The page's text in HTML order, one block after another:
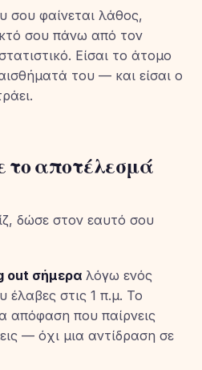
σου φαίνεται λάθος,
σου πάνω από τον
Είσαι το άτομο
του — και είσαι ο
το αποτέλεσμά
δώσε στον εαυτό σου
out σήμερα λόγω ενός
έλαβες στις 1 π.μ. Το
απόφαση που παίρνεις
— όχι μια αντίδραση σε